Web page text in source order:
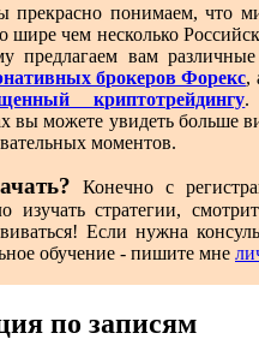
прекрасно понимаем, что
шире чем несколько
предлагаем вам
брокеров Форекс,
криптотрейдингу.
вы можете увидеть больше
моментов.
Конечно с
изучать стратегии,
Если нужна
обучение - пишите мне
по записям